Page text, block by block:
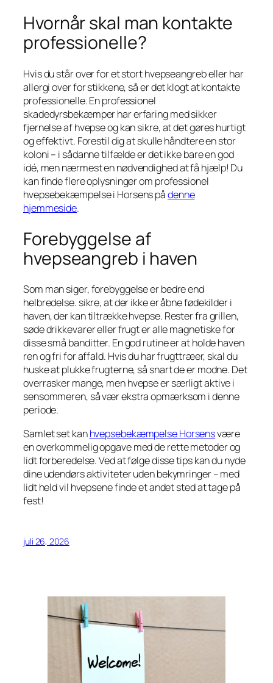
Hvornår skal man kontakte
professionelle?
Hvis du står over for et stort hvepseangreb eller har
allergi over for stikkene, så er det klogt at kontakte
professionelle. En professionel
skadedyrsbekæmper har erfaring med sikker
fjernelse af hvepse og kan sikre, at det gøres hurtigt
og effektivt. Forestil dig at skulle håndtere en stor
koloni – i sådanne tilfælde er det ikke bare en god
idé, men nærmest en nødvendighed at få hjælp! Du
kan finde flere oplysninger om professionel
hvepsebekæmpelse i Horsens pådenne
hjemmeside.
Forebyggelse af
hvepseangreb i haven
Som man siger, forebyggelse er bedre end
helbredelse. sikre, at der ikke er åbne fødekilder i
haven, der kan tiltrække hvepse. Rester fra grillen,
søde drikkevarer eller frugt er alle magnetiske for
disse små banditter. En god rutine er at holde haven
ren og fri for affald. Hvis du har frugttræer, skal du
huske at plukke frugterne, så snart de er modne. Det
overrasker mange, men hvepse er særligt aktive i
sensommeren, så vær ekstra opmærksom i denne
periode.
Samlet set kanhvepsebekæmpelse Horsensvære
en overkommelig opgave med de rette metoder og
lidt forberedelse. Ved at følge disse tips kan du nyde
dine udendørs aktiviteter uden bekymringer – med
lidt held vil hvepsene finde et andet sted at tage på
fest!
juli 26, 2026